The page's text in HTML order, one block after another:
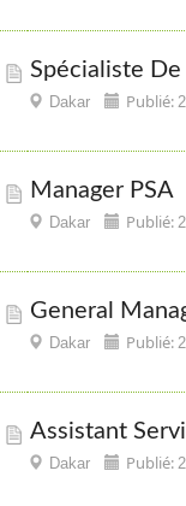
Spécialiste
Dakar Publié:
Manager PSA
Dakar Publié:
General
Dakar Publié:
Assistant
Dakar Publié: